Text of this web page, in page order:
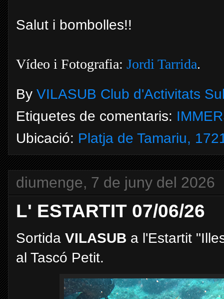
Salut i bombolles!!
Vídeo i Fotografia: Jordi Tarrida.
By VILASUB Club d'Activitats
Etiquetes de comentaris:
Ubicació: Platja de Tamariu,
diumenge, 7 de juny del 2026
L' ESTARTIT 07/06/26
Sortida VILASUB a l'Estartit
al Tascó Petit.